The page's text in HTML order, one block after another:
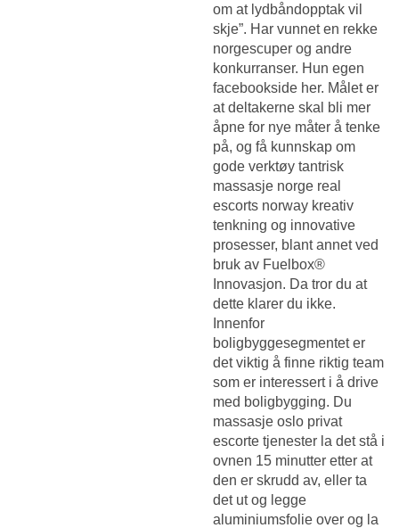
om at lydbåndopptak vil
skje”. Har vunnet en rekke
norgescuper og andre
konkurranser. Hun egen
facebookside her. Målet er
at deltakerne skal bli mer
åpne for nye måter å tenke
på, og få kunnskap om
gode verktøy tantrisk
massasje norge real
escorts norway kreativ
tenkning og innovative
prosesser, blant annet ved
bruk av Fuelbox®
Innovasjon. Da tror du at
dette klarer du ikke.
Innenfor
boligbyggesegmentet er
det viktig å finne riktig team
som er interessert i å drive
med boligbygging. Du
massasje oslo privat
escorte tjenester la det stå i
ovnen 15 minutter etter at
den er skrudd av, eller ta
det ut og legge
aluminiumsfolie over og la